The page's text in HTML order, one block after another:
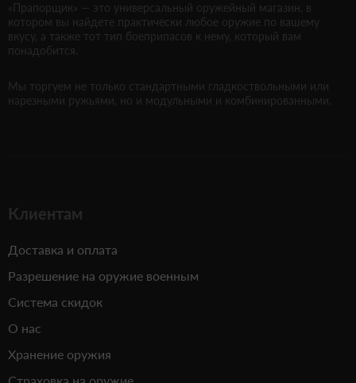
«Прапорщик» — это универсальный оружейный магазин, в
котором вы найдете практически любое оружие по вашему
вкусу, а также тот тип боеприпасов к нему, который вам
понадобится.
Мы торгуем не только стандартными гладкоствольными или
нарезными ружьями, но и модульными и комбинированными.
Клиентам
Доставка и оплата
Разрешение на оружие военным
Система скидок
О нас
Хранение оружия